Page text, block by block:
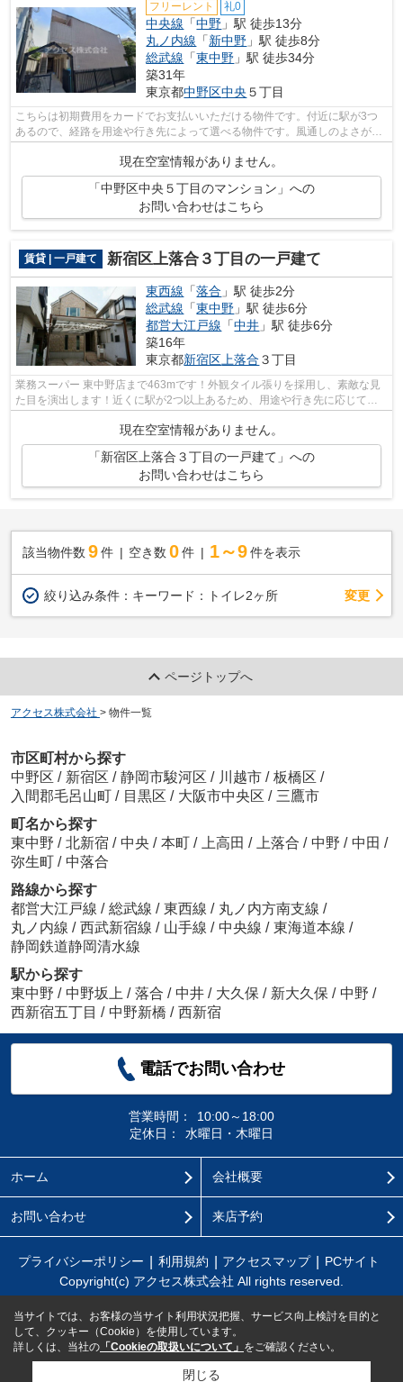
フリーレント 礼0
中央線 「中野 」駅 徒歩13分
丸ノ内線 「新中野 」駅 徒歩8分
総武線 「東中野 」駅 徒歩34分
築31年
東京都中野区中央 ５丁目
こちらは初期費用をカードでお支払いいただける物件です。付近に駅が3つ
あるので、経路を用途や行き先によって選べる物件です。風通しのよさが魅
現在空室情報がありません。
「中野区中央５丁目のマンション」への
お問い合わせはこちら
賃貸 | 一戸建て 新宿区上落合３丁目の一戸建て
東西線 「落合 」駅 徒歩2分
総武線 「東中野 」駅 徒歩6分
都営大江戸線 「中井 」駅 徒歩6分
築16年
東京都新宿区上落合 ３丁目
業務スーパー 東中野店まで463mです！外観タイル張りを採用し、素敵な見
た目を演出します！近くに駅が2つ以上あるため、用途や行き先に応じて駅
現在空室情報がありません。
「新宿区上落合３丁目の一戸建て」への
お問い合わせはこちら
該当物件数 9件 空き数 0 件 1～9 件を表示
絞り込み条件： キーワード：トイレ2ヶ所 変更
ページトップへ
アクセス株式会社 > 物件一覧
市区町村から探す
中野区 / 新宿区 / 静岡市駿河区 / 川越市 / 板橋区 /
入間郡毛呂山町 / 目黒区 / 大阪市中央区 / 三鷹市
町名から探す
東中野 / 北新宿 / 中央 / 本町 / 上高田 / 上落合 / 中野 / 中田 /
弥生町 / 中落合
路線から探す
都営大江戸線 / 総武線 / 東西線 / 丸ノ内方南支線 /
丸ノ内線 / 西武新宿線 / 山手線 / 中央線 / 東海道本線 /
静岡鉄道静岡清水線
駅から探す
東中野 / 中野坂上 / 落合 / 中井 / 大久保 / 新大久保 / 中野 /
西新宿五丁目 / 中野新橋 / 西新宿
電話でお問い合わせ
営業時間：
10:00～18:00
定休日：
水曜日・木曜日
ホーム 会社概要
お問い合わせ 来店予約
プライバシーポリシー 利用規約 アクセスマップ
PCサイト
Copyright(c) アクセス株式会社 All rights reserved.
当サイトでは、お客様の当サイト利用状況把握、サービス向上検討を目的と
して、クッキー（Cookie）を使用しています。
詳しくは、当社の 「Cookieの取扱いについて」 をご確認ください。
閉じる